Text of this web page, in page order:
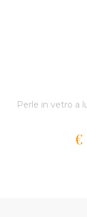
Perle in vetro a
€